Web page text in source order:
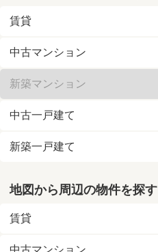
賃貸
中古マンション
新築マンション
中古一戸建て
新築一戸建て
地図から周辺の物件を探す
賃貸